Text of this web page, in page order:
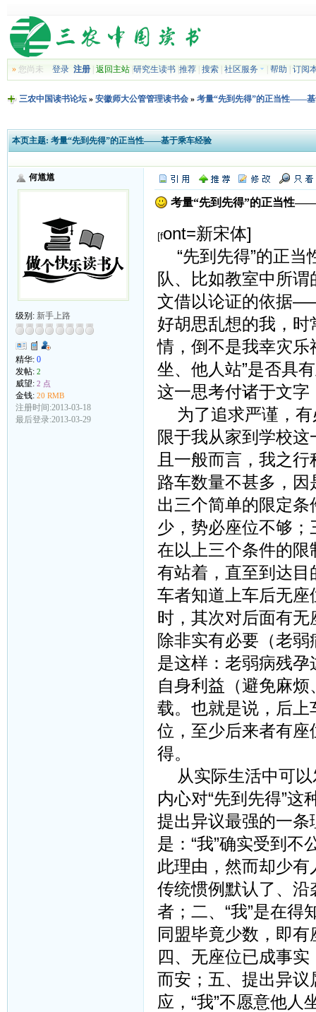
»您尚未 登录 注册| 返回主站| 研究生读书| 推荐| 搜索| 社区服务 帮助 订阅
三农中国读书论坛» 安徽师大公管管理读书会» 考量“先到先得”的正当性——基
本页主题: 考量“先到先得”的正当性——基于乘车经验
何馗馗
级别: 新手上路
精华: 0
发帖: 2
威望: 2 点
金钱: 20 RMB
注册时间:2013-03-18
最后登录:2013-03-29
考量“先到先得”的正当性
[font=新宋体]
“先到先得”的正当
队、比如教室中所谓
文借以论证的依据
好胡思乱想的我，
情，倒不是我幸灾乐
坐、他人站”是否具
这一思考付诸于文
为了追求严谨，有
限于我从家到学校
且一般而言，我之
路车数量不甚多，
出三个简单的限定
少，势必座位不够
在以上三个条件的
有站着，直至到达目
车者知道上车后无
时，其次对后面有无
除非实有必要（老
是这样：老弱病残
自身利益（避免麻烦
载。也就是说，后
位，至少后来者有
得。
从实际生活中可以
内心对“先到先得”
提出异议最强的一条
是：“我”确实受到
此理由，然而却少
传统惯例默认了、沿
者；二、“我”是在得
同盟毕竟少数，即
四、无座位已成事
而安；五、提出异议
应，“我”不愿意他